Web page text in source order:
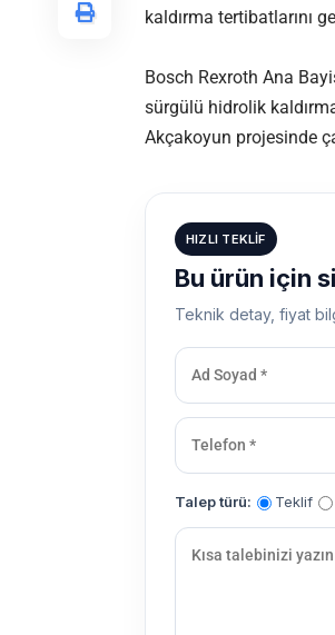
kaldırma tertibatlarını
Bosch Rexroth Ana
sürgülü hidrolik
Akçakoyun projesinde
HIZLI TEKLIF
Bu ürün için
Teknik detay, fiyat
Talep türü: Teklif